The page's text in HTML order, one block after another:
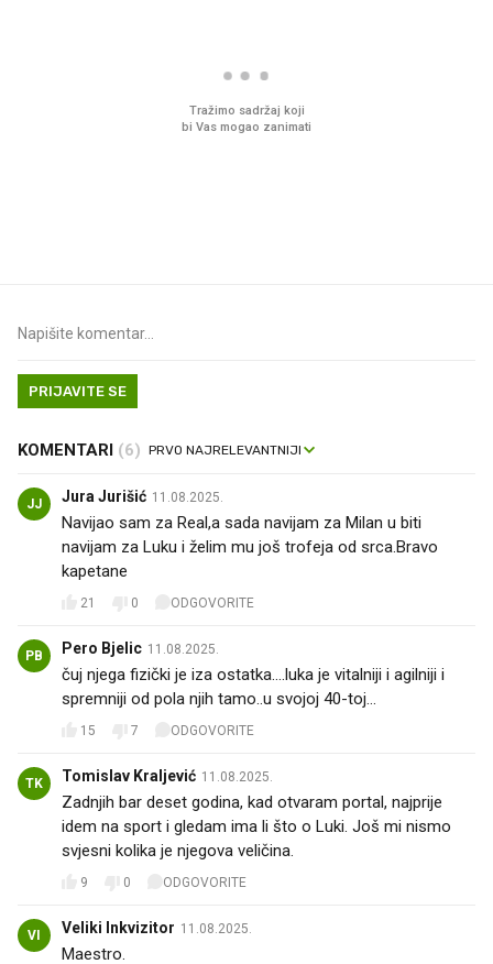
PRIJAVITE SE
KOMENTARI (6)
JJ Jura Jurišić 11.08.2025.
Navijao sam za Real,a sada navijam za Milan u biti
navijam za Luku i želim mu još trofeja od srca.Bravo
kapetane
21 0 ODGOVORITE
PB Pero Bjelic 11.08.2025.
čuj njega fizički je iza ostatka....luka je vitalniji i agilniji i
spremniji od pola njih tamo..u svojoj 40-toj...
15 7 ODGOVORITE
TK Tomislav Kraljević 11.08.2025.
Zadnjih bar deset godina, kad otvaram portal, najprije
idem na sport i gledam ima li što o Luki. Još mi nismo
svjesni kolika je njegova veličina.
9 0 ODGOVORITE
VI Veliki Inkvizitor 11.08.2025.
Maestro.